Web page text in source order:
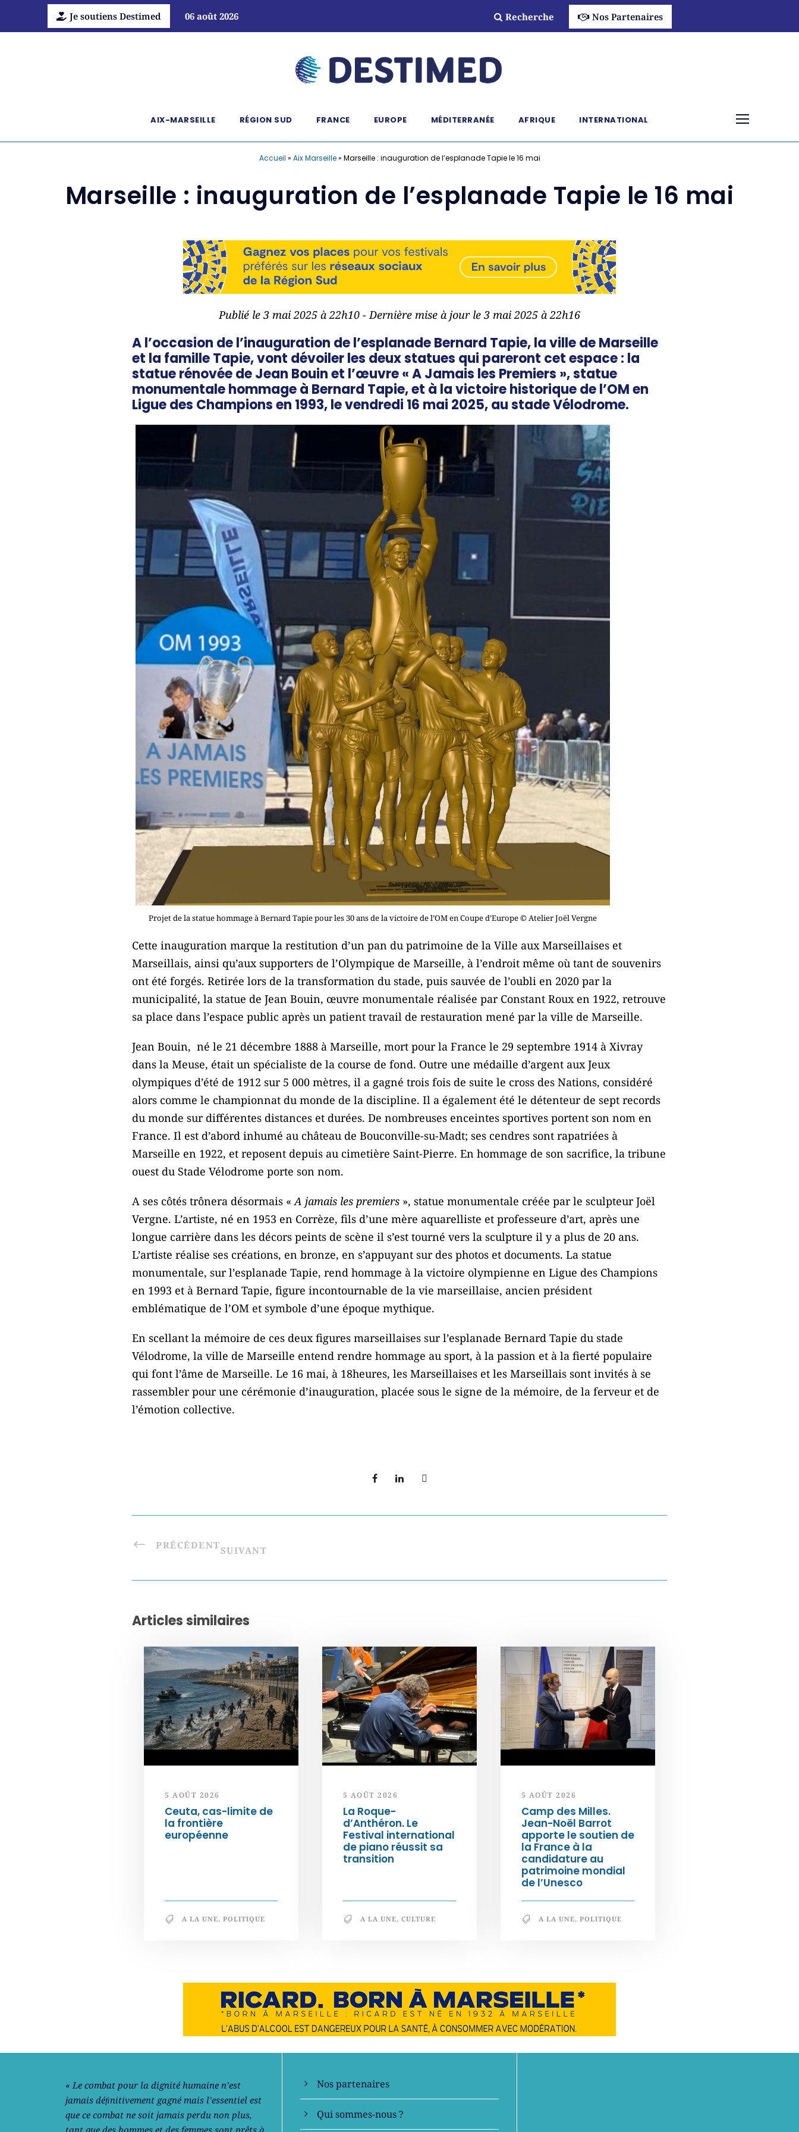
Je soutiens Destimed 06 août 2026 Recherche Nos Partenaires
AIX-MARSEILLE RÉGION SUD FRANCE EUROPE MÉDITERRANÉE AFRIQUE INTERNATIONAL
Accueil » Aix Marseille» Marseille : inauguration de l’esplanade Tapie le 16 mai
Marseille : inauguration de l’esplanade Tapie le 16 mai
Publié le 3 mai 2025 à 22h10 - Dernière mise à jour le 3 mai 2025 à 22h16
A l’occasion de l’inauguration de l’esplanade Bernard Tapie, la ville de Marseille
et la famille Tapie, vont dévoiler les deux statues qui pareront cet espace : la
statue rénovée de Jean Bouin et l’œuvre « A Jamais les Premiers », statue
monumentale hommage à Bernard Tapie, et à la victoire historique de l’OM en
Ligue des Champions en 1993, le vendredi 16 mai 2025, au stade Vélodrome.
Projet de la statue hommage à Bernard Tapie pour les 30 ans de la victoire de l’OM en Coupe d’Europe © Atelier Joël Vergne
Cette inauguration marque la restitution d’un pan du patrimoine de la Ville aux Marseillaises et
Marseillais, ainsi qu’aux supporters de l’Olympique de Marseille, à l’endroit même où tant de souvenirs
ont été forgés. Retirée lors de la transformation du stade, puis sauvée de l’oubli en 2020 par la
municipalité, la statue de Jean Bouin, œuvre monumentale réalisée par Constant Roux en 1922, retrouve
sa place dans l’espace public après un patient travail de restauration mené par la ville de Marseille.
Jean Bouin, né le 21 décembre 1888 à Marseille, mort pour la France le 29 septembre 1914 à Xivray
dans la Meuse, était un spécialiste de la course de fond. Outre une médaille d’argent aux Jeux
olympiques d’été de 1912 sur 5 000 mètres, il a gagné trois fois de suite le cross des Nations, considéré
alors comme le championnat du monde de la discipline. Il a également été le détenteur de sept records
du monde sur différentes distances et durées. De nombreuses enceintes sportives portent son nom en
France. Il est d’abord inhumé au château de Bouconville-su-Madt; ses cendres sont rapatriées à
Marseille en 1922, et reposent depuis au cimetière Saint-Pierre. En hommage de son sacrifice, la tribune
ouest du Stade Vélodrome porte son nom.
A ses côtés trônera désormais « A jamais les premiers », statue monumentale créée par le sculpteur Joël
Vergne. L’artiste, né en 1953 en Corrèze, fils d’une mère aquarelliste et professeure d’art, après une
longue carrière dans les décors peints de scène il s’est tourné vers la sculpture il y a plus de 20 ans.
L’artiste réalise ses créations, en bronze, en s’appuyant sur des photos et documents. La statue
monumentale, sur l’esplanade Tapie, rend hommage à la victoire olympienne en Ligue des Champions
en 1993 et à Bernard Tapie, figure incontournable de la vie marseillaise, ancien président
emblématique de l’OM et symbole d’une époque mythique.
En scellant la mémoire de ces deux figures marseillaises sur l’esplanade Bernard Tapie du stade
Vélodrome, la ville de Marseille entend rendre hommage au sport, à la passion et à la fierté populaire
qui font l’âme de Marseille. Le 16 mai, à 18heures, les Marseillaises et les Marseillais sont invités à se
rassembler pour une cérémonie d’inauguration, placée sous le signe de la mémoire, de la ferveur et de
l’émotion collective.
PRÉCÉDENTSUIVANT
Articles similaires
5 AOÛT 2026
Ceuta, cas-limite de
la frontière
européenne
A LA UNE, POLITIQUE
5 AOÛT 2026
La Roque-
d’Anthéron. Le
Festival international
de piano réussit sa
transition
A LA UNE, CULTURE
5 AOÛT 2026
Camp des Milles.
Jean-Noël Barrot
apporte le soutien de
la France à la
candidature au
patrimoine mondial
de l’Unesco
A LA UNE, POLITIQUE
Notre philosophie
« Le combat pour la dignité humaine n’est
jamais déﬁnitivement gagné mais l’essentiel est
que ce combat ne soit jamais perdu non plus,
tant que des hommes et des femmes sont prêts à
En savoir +
Nos partenaires
Qui sommes-nous ?